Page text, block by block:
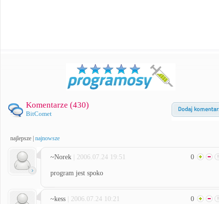
Komentarze (430)
BitComet
najlepsze najnowsze
~Norek | 2006.07.24 19:51 0
program jest spoko
~kess | 2006.07.24 10:21 0